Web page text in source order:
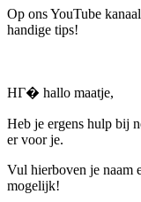
Op ons YouTube
handige tips!
HГ� hallo maatje,
Heb je ergens hulp bij
er voor je.
Vul hierboven je naam
mogelijk!